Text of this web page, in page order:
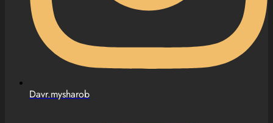
Davr.mysharob